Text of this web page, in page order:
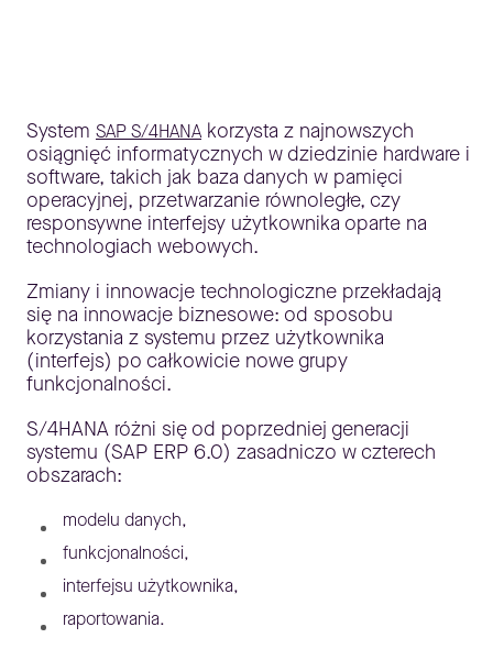
System SAP S/4HANA korzysta z najnowszych
osiągnięć informatycznych w dziedzinie hardware i
software, takich jak baza danych w pamięci
operacyjnej, przetwarzanie równoległe, czy
responsywne interfejsy użytkownika oparte na
technologiach webowych.
Zmiany i innowacje technologiczne przekładają
się na innowacje biznesowe: od sposobu
korzystania z systemu przez użytkownika
(interfejs) po całkowicie nowe grupy
funkcjonalności.
S/4HANA różni się od poprzedniej generacji
systemu (SAP ERP 6.0) zasadniczo w czterech
obszarach:
modelu danych,
funkcjonalności,
interfejsu użytkownika,
raportowania.